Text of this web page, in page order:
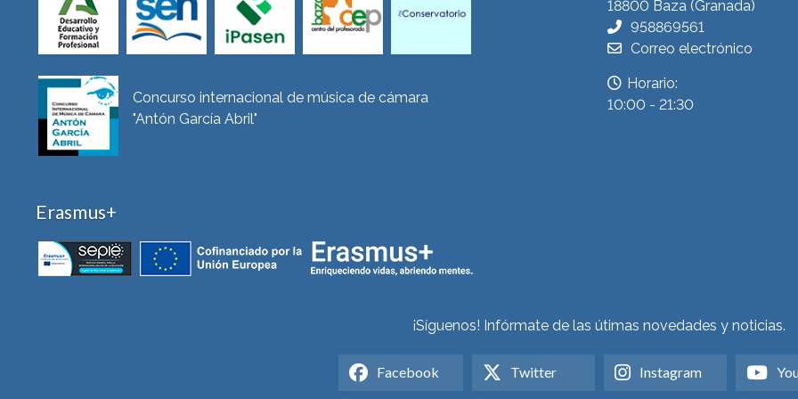
Concurso internacional de música de cámara
"Antón García Abril"
Erasmus+
18800 Baza (Granada)
958869561
Correo electrónico
Horario:
10:00 - 21:30
¡Síguenos! Infórmate de las útimas novedades y noticias.
Facebook Twitter Instagram